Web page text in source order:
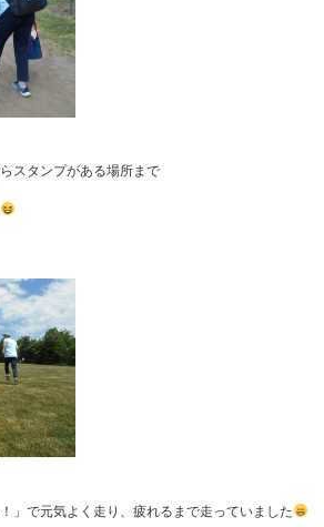
スタンプがある場所まで
」で元気よく走り、疲れるまで走っていました